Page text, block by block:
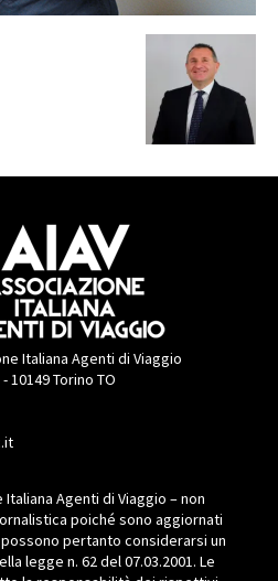
Italiana Agenti di Viaggio
10149 Torino TO
Italiana Agenti di Viaggio – non
poiché sono aggiornati
pertanto considerarsi un
legge n. 62 del 07.03.2001. Le